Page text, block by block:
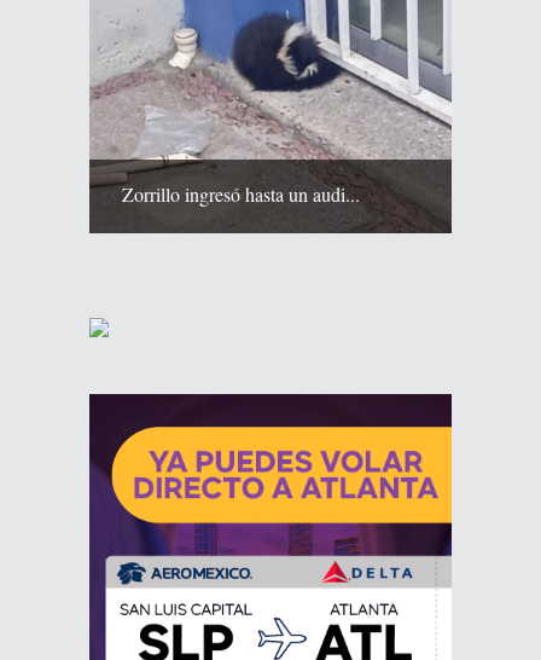
Zorrillo ingresó hasta un audi...